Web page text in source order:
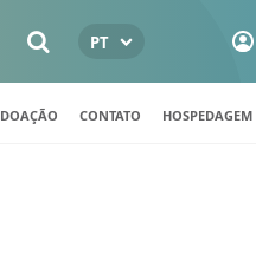
PT
DOAÇÃO CONTATO HOSPEDAGEM